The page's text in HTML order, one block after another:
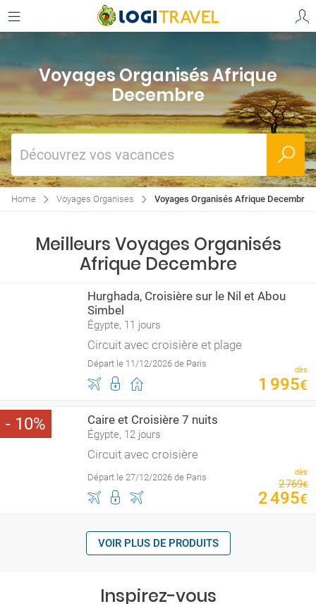
Voyages Organisés Afrique
Decembre
Découvrez vos vacances
Home Voyages Organises Voyages Organisés Afrique Decembre
Meilleurs Voyages Organisés
Afrique Decembre
Hurghada, Croisière sur le Nil et Abou
Simbel
Égypte, 11 jours
Circuit avec croisière et plage
Départ le 11/12/2026 de Paris
dès
1 995€
10 Caire et Croisière 7 nuits
Égypte, 12 jours
Circuit avec croisière
Départ le 27/12/2026 de Paris dès
2769€
2495€
VOIR PLUS DE PRODUITS
Inspirez-vous